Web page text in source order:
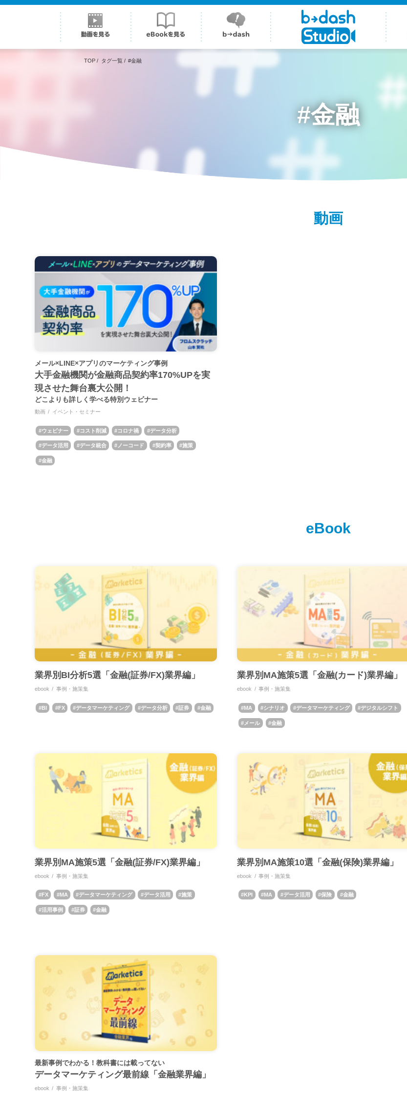
TOP / タグ一覧/ #金融
#金融
動画
メール×LINE×アプリのマーケティング事例
大手金融機関が金融商品契約率170%UPを実
現させた舞台裏大公開！
どこよりも詳しく学べる特別ウェビナー
動画 イベント・セミナー
ウェビナー コスト削減 コロナ禍 データ分析
データ活用 データ統合 ノーコード 契約率 施策
金融
eBook
業界別BI分析5選「金融(証券/FX)業界編」
ebook 事例・施策集
BI FX データマーケティング データ分析 証券 金融
業界別MA施策5選「金融(カード)業界編」
ebook 事例・施策集
MA シナリオ データマーケティング デジタルシフト
メール 金融
業界別MA施策5選「金融(証券/FX)業界編」
ebook 事例・施策集
FX MA データマーケティング データ活用 施策
活用事例 証券 金融
業界別MA施策10選「金融(保険)業界編」
ebook 事例・施策集
KPI MA データ活用 保険 金融
最新事例でわかる！教科書には載ってない
データマーケティング最前線「金融業界編」
ebook 事例・施策集